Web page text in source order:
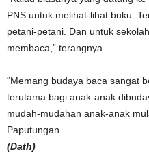
PNS untuk melihat-lihat buku.
petani-petani. Dan untuk
membaca,” terangnya.
“Memang budaya baca sangat
terutama bagi anak-anak
mudah-mudahan anak-anak
Paputungan.
(Dath)